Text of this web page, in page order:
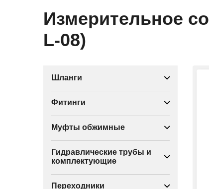
Измерительное
L-08)
Шланги
Фитинги
Муфты обжимные
Гидравлические трубы и
комплектующие
Переходники